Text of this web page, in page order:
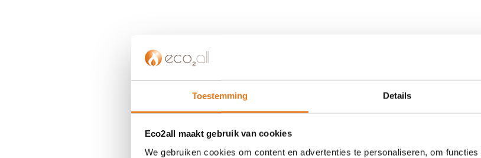
Toestemming Details
Eco2all maakt gebruik van cookies
We gebruiken cookies om content en advertenties te personaliseren, om